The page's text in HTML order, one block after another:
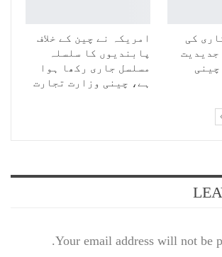
کی
جدیدیت
چینی
امریکہ نے چین کے خلاف
پابندیوں کا سلسلہ
مسلسل جاری رکھا ہوا
ہے، چینی وزارت تجارت
Your email address will not be